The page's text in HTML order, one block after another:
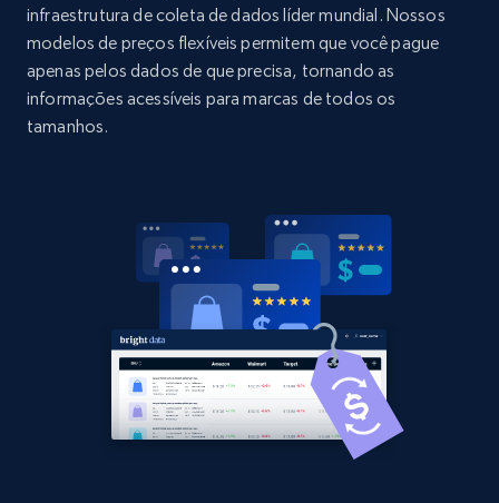
URL, Domain, Country code, Model number,
Sku, Product id, Product name, Manufacturer,
and more.
2.1K+
Home Depot US - Discovery products by
specific category URL
URL, Domain, Country code, Model number,
Sku, Product id, Product name, Manufacturer,
and more.
353+ Comece agora
infraestrutura de coleta de dados líder mundial. Nossos
modelos de preços flexíveis permitem que você pague
apenas pelos dados de que precisa, tornando as
informações acessíveis para marcas de todos os
tamanhos.